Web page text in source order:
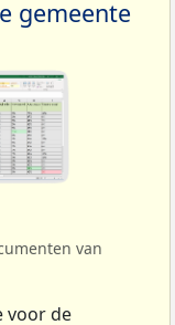
gemeente
van
voor de